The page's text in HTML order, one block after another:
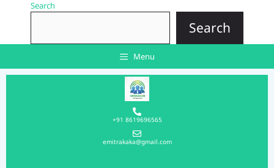
Search
Search
Menu
+91 8619696565
emitrakaka@gmail.com